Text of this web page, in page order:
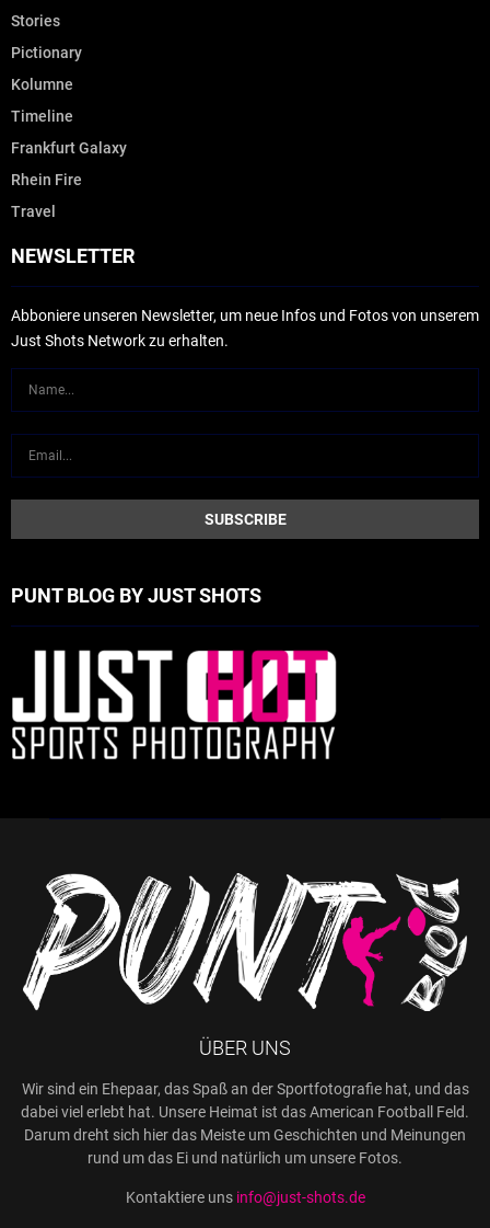
Stories
Pictionary
Kolumne
Timeline
Frankfurt Galaxy
Rhein Fire
Travel
NEWSLETTER
Abboniere unseren Newsletter, um neue Infos und Fotos von unserem
Just Shots Network zu erhalten.
PUNT BLOG BY JUST SHOTS
ÜBER UNS
Wir sind ein Ehepaar, das Spaß an der Sportfotografie hat, und das
dabei viel erlebt hat. Unsere Heimat ist das American Football Feld.
Darum dreht sich hier das Meiste um Geschichten und Meinungen
rund um das Ei und natürlich um unsere Fotos.
Kontaktiere uns info@just-shots.de